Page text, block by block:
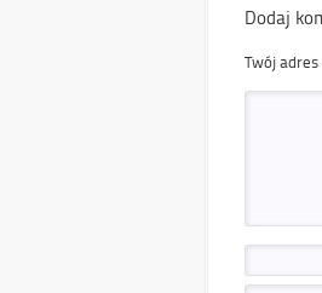
Dodaj
Twój